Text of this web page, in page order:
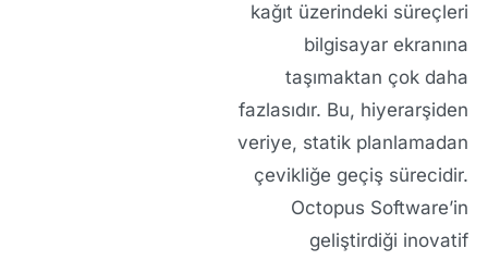
kağıt üzerindeki süreçleri
bilgisayar ekranına
taşımaktan çok daha
fazlasıdır. Bu, hiyerarşiden
veriye, statik planlamadan
çevikliğe geçiş sürecidir.
Octopus Software’in
geliştirdiği inovatif